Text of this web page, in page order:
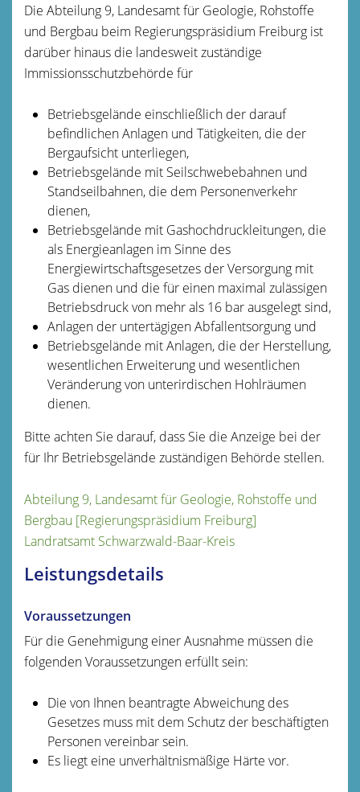
Die Abteilung 9, Landesamt für Geologie, Rohstoffe
und Bergbau beim Regierungspräsidium Freiburg ist
darüber hinaus die landesweit zuständige
Immissionsschutzbehörde für
Betriebsgelände einschließlich der darauf
befindlichen Anlagen und Tätigkeiten, die der
Bergaufsicht unterliegen,
Betriebsgelände mit Seilschwebebahnen und
Standseilbahnen, die dem Personenverkehr
dienen,
Betriebsgelände mit Gashochdruckleitungen, die
als Energieanlagen im Sinne des
Energiewirtschaftsgesetzes der Versorgung mit
Gas dienen und die für einen maximal zulässigen
Betriebsdruck von mehr als 16 bar ausgelegt sind,
Anlagen der untertägigen Abfallentsorgung und
Betriebsgelände mit Anlagen, die der Herstellung,
wesentlichen Erweiterung und wesentlichen
Veränderung von unterirdischen Hohlräumen
dienen.
Bitte achten Sie darauf, dass Sie die Anzeige bei der
für Ihr Betriebsgelände zuständigen Behörde stellen.
Abteilung 9, Landesamt für Geologie, Rohstoffe und
Bergbau [Regierungspräsidium Freiburg]
Landratsamt Schwarzwald-Baar-Kreis
Leistungsdetails
Voraussetzungen
Für die Genehmigung einer Ausnahme müssen die
folgenden Voraussetzungen erfüllt sein:
Die von Ihnen beantragte Abweichung des
Gesetzes muss mit dem Schutz der beschäftigten
Personen vereinbar sein.
Es liegt eine unverhältnismäßige Härte vor.